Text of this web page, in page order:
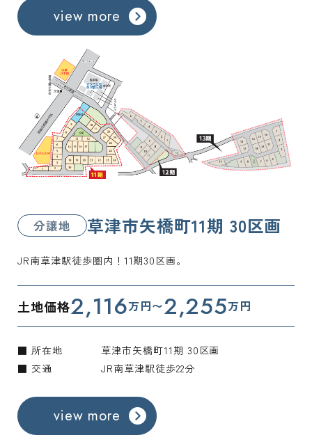
view more
分譲地 草津市矢橋町11期 30区画
JR南草津駅徒歩圏内！11期30区画。
土地価格2,116万円〜2,255万円
■ 所在地
草津市矢橋町11期 30区画
■ 交通
JR南草津駅徒歩22分
view more